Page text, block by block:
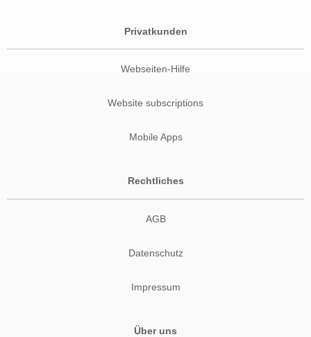
Privatkunden
Webseiten-Hilfe
Website subscriptions
Mobile Apps
Rechtliches
AGB
Datenschutz
Impressum
Über uns